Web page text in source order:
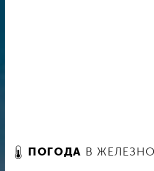
Солидное здание приютил
театра, который не только
ПОГОДА В